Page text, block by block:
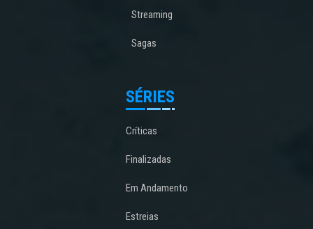
Streaming
Sagas
SÉRIES
Críticas
Finalizadas
Em Andamento
Estreias